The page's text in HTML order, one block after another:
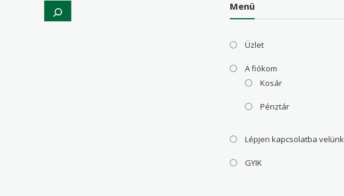
Search Menü
Üzlet
A fiókom
Kosár
Pénztár
Lépjen kapcsolatba velünk
GYIK